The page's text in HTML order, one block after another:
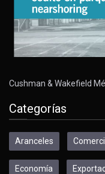
Cushman & Wakefield
Categorías
Aranceles
Economía